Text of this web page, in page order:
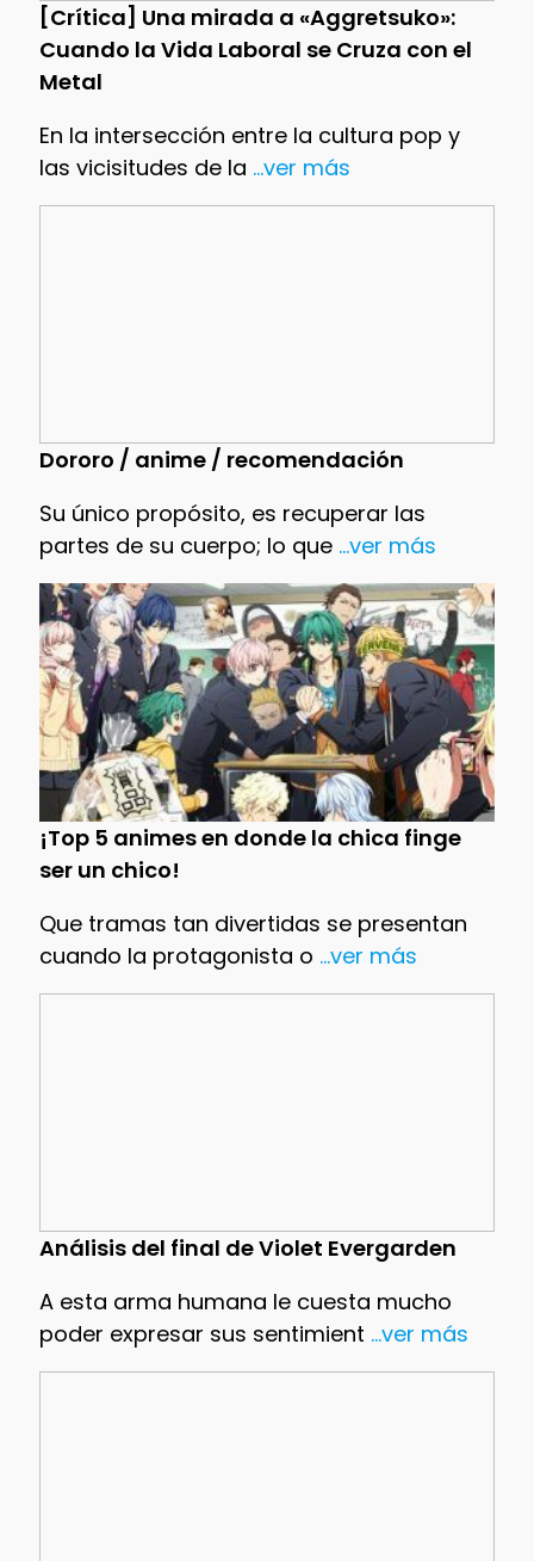
[Crítica] Una mirada a «Aggretsuko»:
Cuando la Vida Laboral se Cruza con el
Metal
En la intersección entre la cultura pop y
las vicisitudes de la ...ver más
Dororo / anime / recomendación
Su único propósito, es recuperar las
partes de su cuerpo; lo que...ver más
¡Top 5 animes en donde la chica finge
ser un chico!
Que tramas tan divertidas se presentan
cuando la protagonista o ...ver más
Análisis del final de Violet Evergarden
A esta arma humana le cuesta mucho
poder expresar sus sentimient ...ver más